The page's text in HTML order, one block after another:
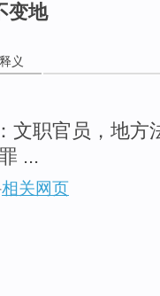
变地
义
文职官员，地方
...
相关网页